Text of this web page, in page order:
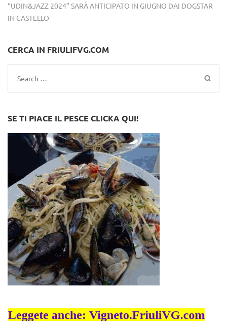
“UDIN&JAZZ 2024” SARÀ ANTICIPATO IN GIUGNO DAI DOGSTAR
IN CASTELLO
CERCA IN FRIULIFVG.COM
Search
for:
SE TI PIACE IL PESCE CLICKA QUI!